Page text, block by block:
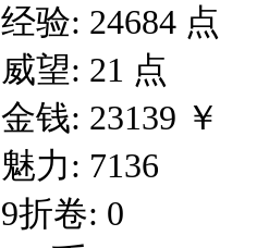
经验: 24684 点
威望: 21 点
金钱: 23139 ￥
魅力: 7136
9折卷: 0